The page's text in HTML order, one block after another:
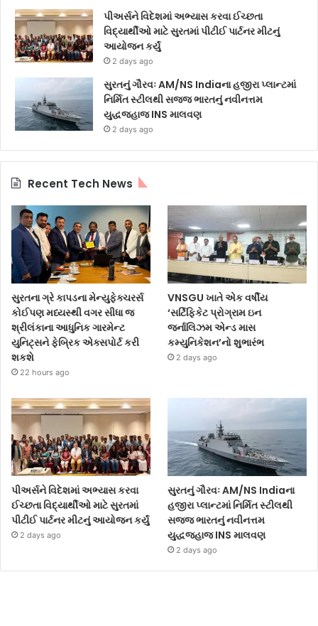
પીઅર્સને વિદેશમાં અભ્યાસ કરવા ઈચ્છતા
વિદ્યાર્થીઓ માટે સુરતમાં પીટીઈ પાર્ટનર મીટનું
આયોજન કર્યું
2 days ago
સુરતનું ગૌરવઃ AM/NS Indiaના હજીરા પ્લાન્ટમાં
નિર્મિત સ્ટીલથી સજ્જ ભારતનું નવીનત્તમ
યુદ્ધજહાજ INS માલવણ
2 days ago
Recent Tech News
સુરતના ગ્રે કાપડના મેન્યુફેક્ચરર્સ
કોઈપણ મધ્યસ્થી વગર સીધા જ
શ્રીલંકાના આધુનિક ગારમેન્ટ
યુનિટ્સને ફેબ્રિક એક્સપોર્ટ કરી
શકશે
22 hours ago
VNSGU ખાતે એક વર્ષીય
‘સર્ટિફિકેટ પ્રોગ્રામ ઇન
જર્નાલિઝમ એન્ડ માસ
કમ્યુનિકેશન’નો શુભારંભ
2 days ago
પીઅર્સને વિદેશમાં અભ્યાસ કરવા
ઈચ્છતા વિદ્યાર્થીઓ માટે સુરતમાં
પીટીઈ પાર્ટનર મીટનું આયોજન કર્યું
2 days ago
સુરતનું ગૌરવઃ AM/NS Indiaના
હજીરા પ્લાન્ટમાં નિર્મિત સ્ટીલથી
સજ્જ ભારતનું નવીનત્તમ
યુદ્ધજહાજ INS માલવણ
2 days ago